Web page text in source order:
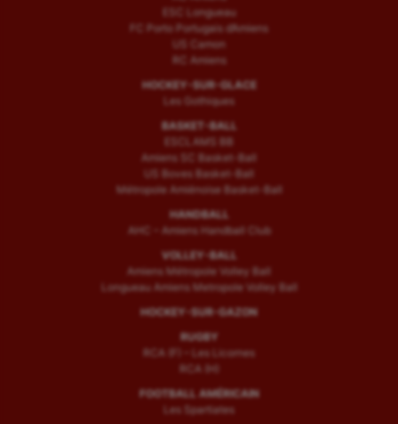
Water-polo
ESC Longueau
FC Porto Portugais d’Amiens
US Camon
RC Amiens
HOCKEY-SUR-GLACE
Les Gothiques
BASKET-BALL
ESCLAMS BB
Amiens SC Basket-Ball
US Boves Basket-Ball
Métropole Amiénoise Basket-Ball
HANDBALL
AHC – Amiens Handball Club
VOLLEY-BALL
Amiens Métropole Volley Ball
Longueau Amiens Metropole Volley Ball
HOCKEY-SUR-GAZON
RUGBY
RCA (F) – Les Licornes
RCA (H)
FOOTBALL AMÉRICAIN
Les Spartiates